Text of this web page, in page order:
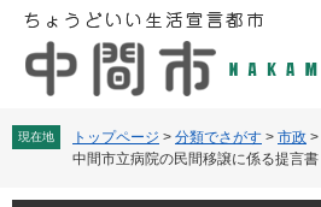
現在地 トップページ > 分類でさがす > 市政 >
中間市立病院の民間移譲に係る提言書